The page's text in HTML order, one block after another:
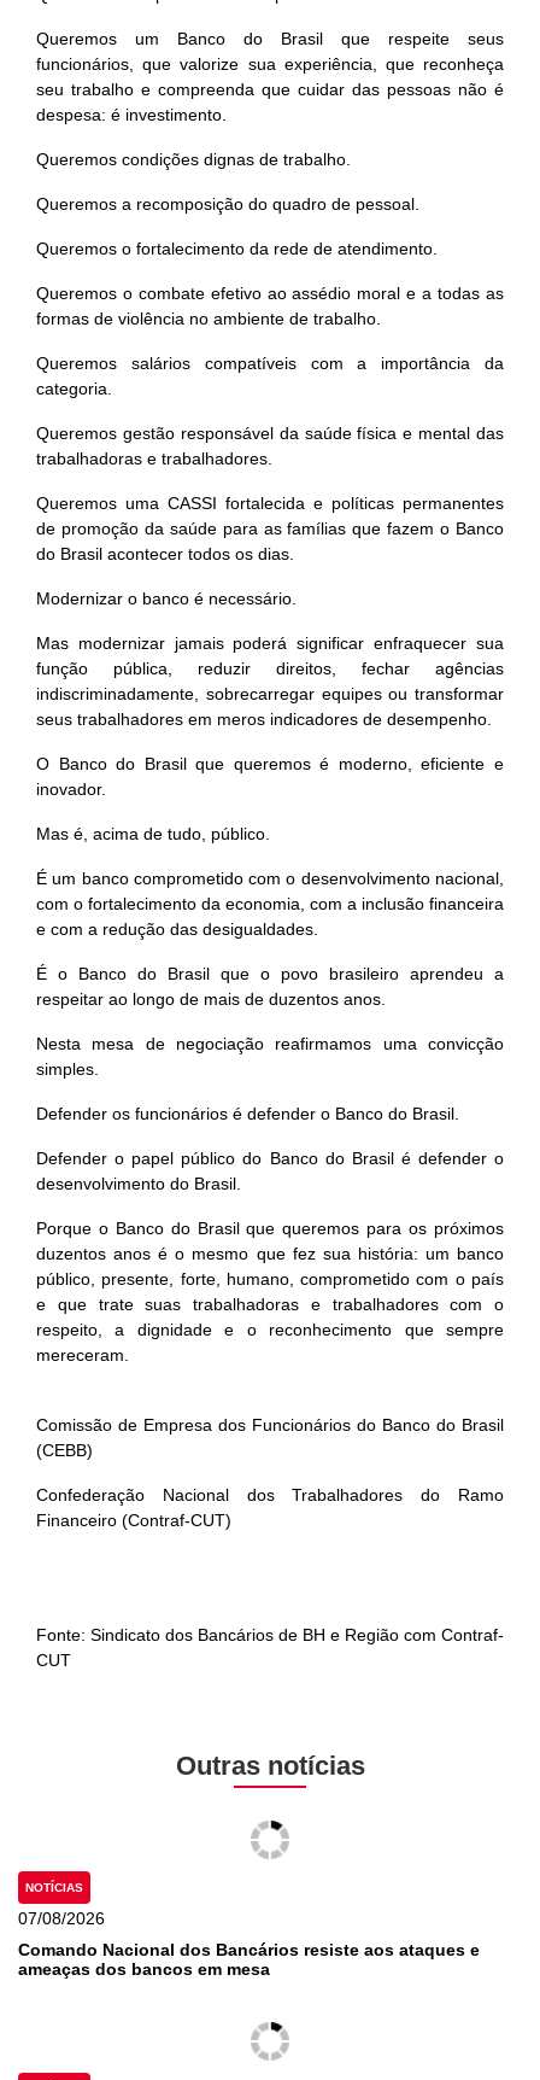
Queremos um Banco do Brasil que respeite seus
funcionários, que valorize sua experiência, que reconheça
seu trabalho e compreenda que cuidar das pessoas não é
despesa: é investimento.
Queremos condições dignas de trabalho.
Queremos a recomposição do quadro de pessoal.
Queremos o fortalecimento da rede de atendimento.
Queremos o combate efetivo ao assédio moral e a todas as
formas de violência no ambiente de trabalho.
Queremos salários compatíveis com a importância da
categoria.
Queremos gestão responsável da saúde física e mental das
trabalhadoras e trabalhadores.
Queremos uma CASSI fortalecida e políticas permanentes
de promoção da saúde para as famílias que fazem o Banco
do Brasil acontecer todos os dias.
Modernizar o banco é necessário.
Mas modernizar jamais poderá significar enfraquecer sua
função pública, reduzir direitos, fechar agências
indiscriminadamente, sobrecarregar equipes ou transformar
seus trabalhadores em meros indicadores de desempenho.
O Banco do Brasil que queremos é moderno, eficiente e
inovador.
Mas é, acima de tudo, público.
É um banco comprometido com o desenvolvimento nacional,
com o fortalecimento da economia, com a inclusão financeira
e com a redução das desigualdades.
É o Banco do Brasil que o povo brasileiro aprendeu a
respeitar ao longo de mais de duzentos anos.
Nesta mesa de negociação reafirmamos uma convicção
simples.
Defender os funcionários é defender o Banco do Brasil.
Defender o papel público do Banco do Brasil é defender o
desenvolvimento do Brasil.
Porque o Banco do Brasil que queremos para os próximos
duzentos anos é o mesmo que fez sua história: um banco
público, presente, forte, humano, comprometido com o país
e que trate suas trabalhadoras e trabalhadores com o
respeito, a dignidade e o reconhecimento que sempre
mereceram.
Comissão de Empresa dos Funcionários do Banco do Brasil
(CEBB)
Confederação Nacional dos Trabalhadores do Ramo
Financeiro (Contraf-CUT)
Fonte: Sindicato dos Bancários de BH e Região com Contraf-
CUT
Outras notícias
NOTÍCIAS
07/08/2026
Comando Nacional dos Bancários resiste aos ataques e
ameaças dos bancos em mesa